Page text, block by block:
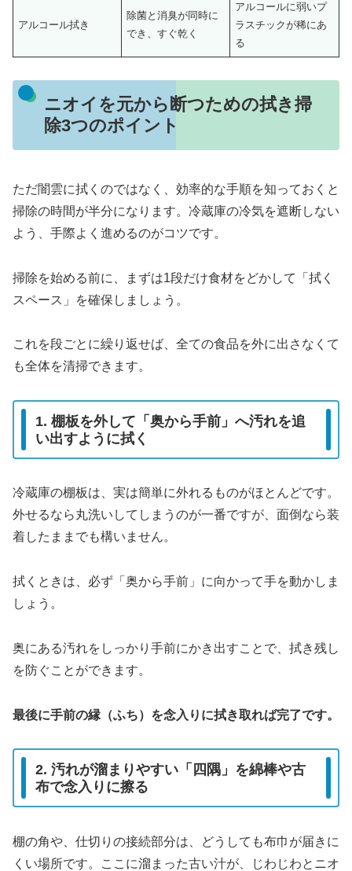
アルコール拭き
除菌と消臭が同時に
でき、すぐ乾く
アルコールに弱いプ
ラスチックが稀にあ
る
ニオイを元から断つための拭き掃
除3つのポイント
ただ闇雲に拭くのではなく、効率的な手順を知っておくと
掃除の時間が半分になります。冷蔵庫の冷気を遮断しない
よう、手際よく進めるのがコツです。
掃除を始める前に、まずは1段だけ食材をどかして「拭く
スペース」を確保しましょう。
これを段ごとに繰り返せば、全ての食品を外に出さなくて
も全体を清掃できます。
1. 棚板を外して「奥から手前」へ汚れを追
い出すように拭く
冷蔵庫の棚板は、実は簡単に外れるものがほとんどです。
外せるなら丸洗いしてしまうのが一番ですが、面倒なら装
着したままでも構いません。
拭くときは、必ず「奥から手前」に向かって手を動かしま
しょう。
奥にある汚れをしっかり手前にかき出すことで、拭き残し
を防ぐことができます。
最後に手前の縁（ふち）を念入りに拭き取れば完了です。
2. 汚れが溜まりやすい「四隅」を綿棒や古
布で念入りに擦る
棚の角や、仕切りの接続部分は、どうしても布巾が届きに
くい場所です。ここに溜まった古い汁が、じわじわとニオ